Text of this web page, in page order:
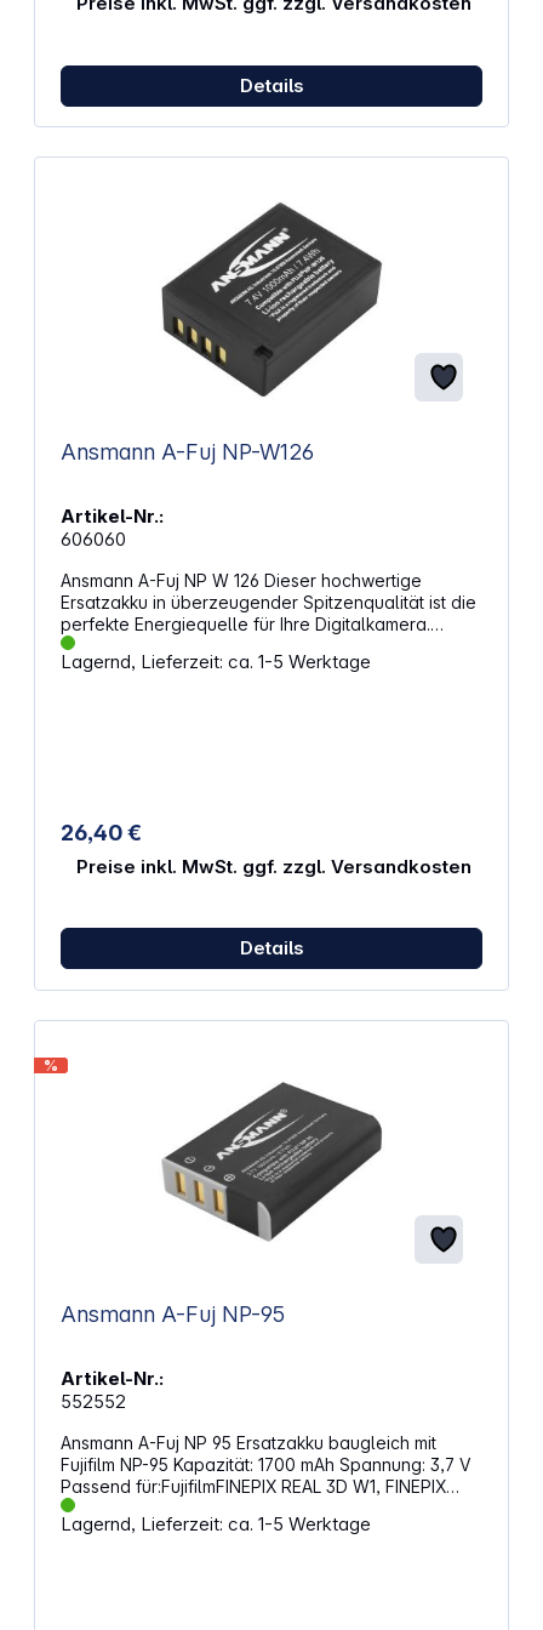
Details
Ansmann A-Fuj NP-W126
Artikel-Nr.:
606060
Ansmann A-Fuj NP W 126 Dieser hochwertige
Ersatzakku in überzeugender Spitzenqualität ist die
perfekte Energiequelle für Ihre Digitalkamera.
Lagernd, Lieferzeit: ca. 1-5 Werktage
26,40 €
Preise inkl. MwSt. ggf. zzgl. Versandkosten
Details
%
Ansmann A-Fuj NP-95
Artikel-Nr.:
552552
Ansmann A-Fuj NP 95 Ersatzakku baugleich mit
Fujifilm NP-95 Kapazität: 1700 mAh Spannung: 3,7 V
Passend für:FujifilmFINEPIX REAL 3D W1, FINEPIX
X100, FINEPIX X100S, X-S1, X70
Lagernd, Lieferzeit: ca. 1-5 Werktage